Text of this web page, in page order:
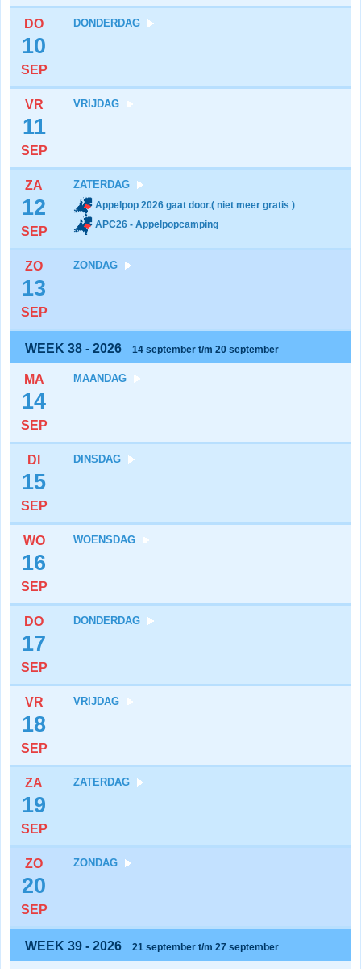
DO
10
SEP
DONDERDAG
VR
11
SEP
VRIJDAG
ZA
12
SEP
ZATERDAG
Appelpop 2026 gaat door.( niet meer gratis )
APC26 - Appelpopcamping
ZO
13
SEP
ZONDAG
WEEK 38 - 2026 14 september t/m 20 september
MA
14
SEP
MAANDAG
DI
15
SEP
DINSDAG
WO
16
SEP
WOENSDAG
DO
17
SEP
DONDERDAG
VR
18
SEP
VRIJDAG
ZA
19
SEP
ZATERDAG
ZO
20
SEP
ZONDAG
WEEK 39 - 2026 21 september t/m 27 september